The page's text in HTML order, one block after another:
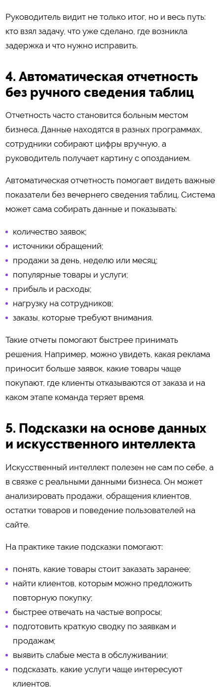
Руководитель видит не только итог, но и весь путь:
кто взял задачу, что уже сделано, где возникла
задержка и что нужно исправить.
4. Автоматическая отчетность
без ручного сведения таблиц
Отчетность часто становится больным местом
бизнеса. Данные находятся в разных программах,
сотрудники собирают цифры вручную, а
руководитель получает картину с опозданием.
Автоматическая отчетность помогает видеть важные
показатели без вечернего сведения таблиц. Система
может сама собирать данные и показывать:
количество заявок;
источники обращений;
продажи за день, неделю или месяц;
популярные товары и услуги;
прибыль и расходы;
нагрузку на сотрудников;
заказы, которые требуют внимания.
Такие отчеты помогают быстрее принимать
решения. Например, можно увидеть, какая реклама
приносит больше заявок, какие товары чаще
покупают, где клиенты отказываются от заказа и на
каком этапе команда теряет время.
5. Подсказки на основе данных
и искусственного интеллекта
Искусственный интеллект полезен не сам по себе, а
в связке с реальными данными бизнеса. Он может
анализировать продажи, обращения клиентов,
остатки товаров и поведение пользователей на
сайте.
На практике такие подсказки помогают:
понять, какие товары стоит заказать заранее;
найти клиентов, которым можно предложить
повторную покупку;
быстрее отвечать на частые вопросы;
подготовить краткую сводку по заявкам и
продажам;
выявить слабые места в обслуживании;
подсказать, какие услуги чаще интересуют
клиентов.